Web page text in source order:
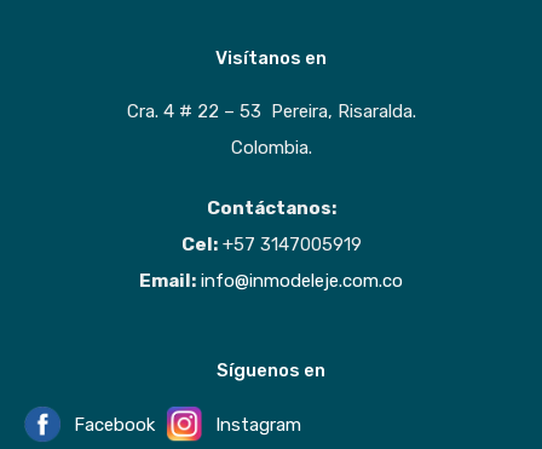
Visítanos en
Cra. 4 # 22 – 53 Pereira, Risaralda.
Colombia.
Contáctanos:
Cel:+57 3147005919
Email: info@inmodeleje.com.co
Síguenos en
Facebook Instagram